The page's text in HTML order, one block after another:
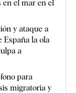
en el mar en el
y ataque a
la ola
a
para
migratoria y